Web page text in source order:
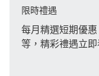
限時禮遇
每月精選短期優
等，精彩禮遇立即